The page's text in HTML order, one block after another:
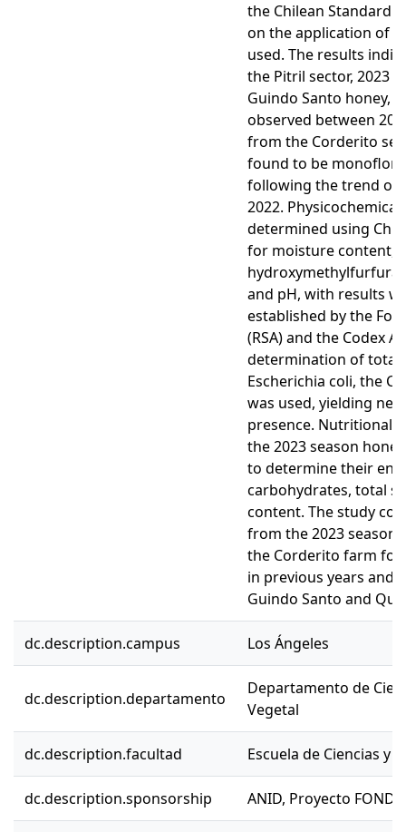
the Chilean Standard
on the application of
used. The results
the Pitril sector, 2023
Guindo Santo honey,
observed between
from the Corderito
found to be
following the trend
2022.
determined using
for moisture content,
and pH, with results
established by the
(RSA) and the Codex
determination of total
Escherichia coli, the
was used, yielding
presence. Nutritional
the 2023 season
to determine their
carbohydrates, total
content. The study
from the 2023 season
the Corderito farm
in previous years and
Guindo Santo and
dc.description.campus Los Ángeles
dc.description.departamento
Departamento de
Vegetal
dc.description.facultad Escuela de Ciencias y
dc.description.sponsorship ANID, Proyecto